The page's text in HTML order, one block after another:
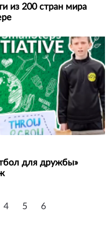
из 200 стран мира
для дружбы»
4 5 6